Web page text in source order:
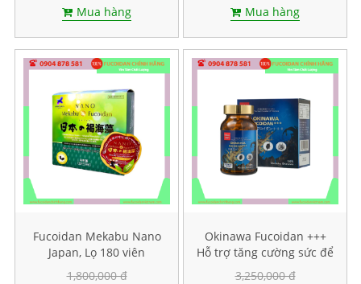
Mua hàng Mua hàng
Fucoidan Mekabu Nano
Japan, Lọ 180 viên
1,800,000 đ
Okinawa Fucoidan +++
Hỗ trợ tăng cường sức để
kháng, Hộp 30 viên
3,250,000 đ